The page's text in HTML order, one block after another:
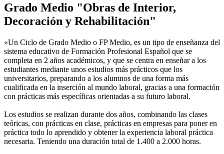
Grado Medio "Obras de Interior,
Decoración y Rehabilitación"
«Un Ciclo de Grado Medio o FP Medio, es un tipo de enseñanza del
sistema educativo de Formación Profesional Español que se
completa en 2 años académicos, y que se centra en enseñar a los
estudiantes mediante unos estudios más prácticos que los
universitarios, preparando a los alumnos de una forma más
cualificada en la inserción al mundo laboral, gracias a una formación
con prácticas más específicas orientadas a su futuro laboral.
Los estudios se realizan durante dos años, combinando las clases
teóricas, con prácticas en clase, prácticas en empresas para poner en
práctica todo lo aprendido y obtener la experiencia laboral práctica
necesaria. Teniendo una duración total de 1.400 a 2.000 horas.